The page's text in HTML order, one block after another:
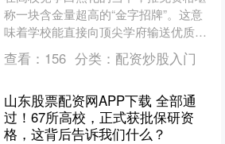
称一块含金量超高的“金字招牌”。这意
味着学校能直接向顶尖学府输送优质生
源，更代表着教育部对其人才培养质
量、学术水平的重磅认可。....
查看： 156 分类： 配资炒股入门
山东股票配资网APP下载 全部通
过！67所高校，正式获批保研资
格，这背后告诉我们什么？